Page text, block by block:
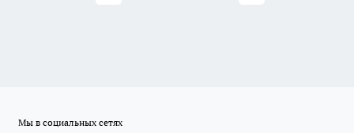
Мы в социальных сетях